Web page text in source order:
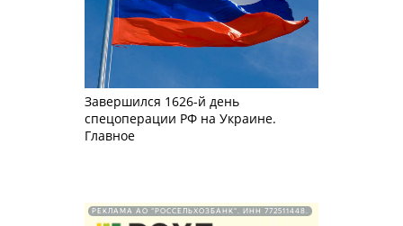
Завершился 1626-й день
спецоперации РФ на Украине.
Главное
РЕКЛАМА АО "РОССЕЛЬХОЗБАНК". ИНН 772511448.